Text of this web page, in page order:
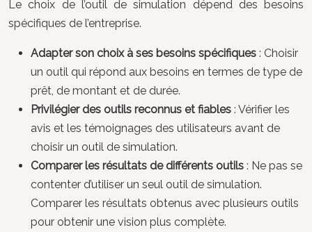
Le choix de l’outil de simulation dépend des besoins
spécifiques de l’entreprise.
Adapter son choix à ses besoins spécifiques : Choisir
un outil qui répond aux besoins en termes de type de
prêt, de montant et de durée.
Privilégier des outils reconnus et fiables : Vérifier les
avis et les témoignages des utilisateurs avant de
choisir un outil de simulation.
Comparer les résultats de différents outils : Ne pas se
contenter d’utiliser un seul outil de simulation.
Comparer les résultats obtenus avec plusieurs outils
pour obtenir une vision plus complète.